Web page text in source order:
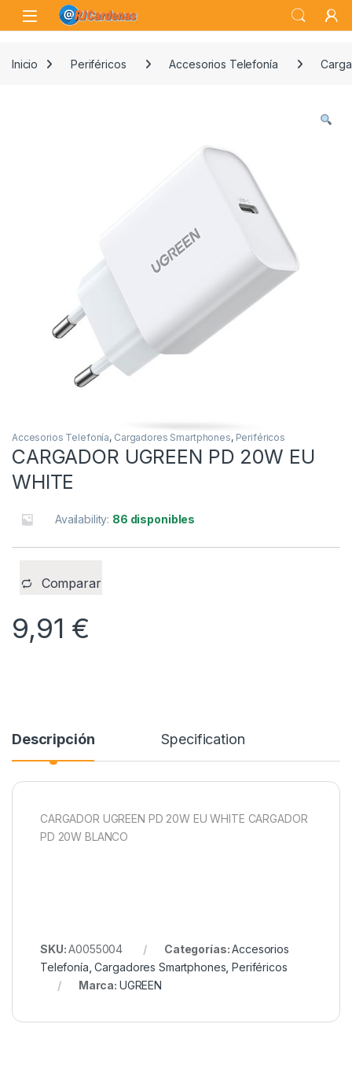
Skip to navigation
Skip to content
Open
Inicio Periféricos Accesorios Telefonía
Accesorios Telefonía, Cargadores Smartphones, Periféricos
CARGADOR UGREEN PD 20W EU
WHITE
Availability: 86 disponibles
Comparar
9,91 €
Descripción Specification
CARGADOR UGREEN PD 20W EU WHITE CARGADOR
PD 20W BLANCO
SKU:A0055004 Categorías:Accesorios
Telefonía ,Cargadores Smartphones ,Periféricos
Marca: UGREEN